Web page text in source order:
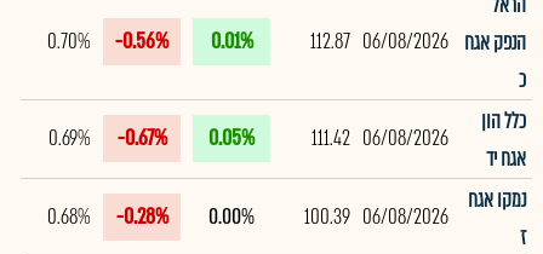
הנפק אגח
כ
06/08/2026
112.87
0.01%
-0.56%
0.70%
כלל הון
אגח יד
06/08/2026
111.42
0.05%
-0.67%
0.69%
נמקו אגח
ז
06/08/2026
100.39
0.00%
-0.28%
0.68%